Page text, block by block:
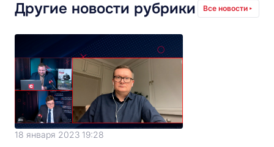
Другие новости рубрики Все новости
18 января 2023 19:28